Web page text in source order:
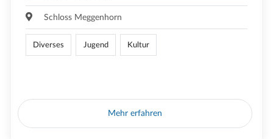
Schloss Meggenhorn
Diverses Jugend Kultur
Mehr erfahren